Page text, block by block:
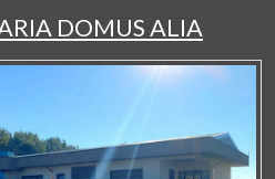
DOMUS ALIA